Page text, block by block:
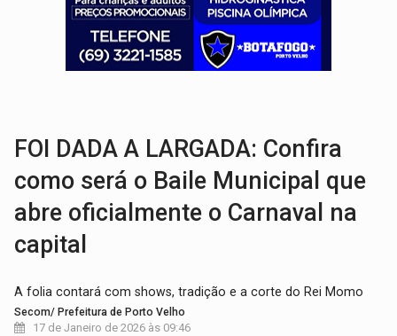
FUTEBOL:Confira classificados e detalhes do sorteio da Copa
Publicação Legal:CONCORRÊNCIA Nº 90504/2025/
FOI DADA A LARGADA: Confira
como será o Baile Municipal que
abre oficialmente o Carnaval na
capital
A folia contará com shows, tradição e a corte do Rei Momo
Secom/ Prefeitura de Porto Velho
17 de Janeiro de 2026 às 09:46